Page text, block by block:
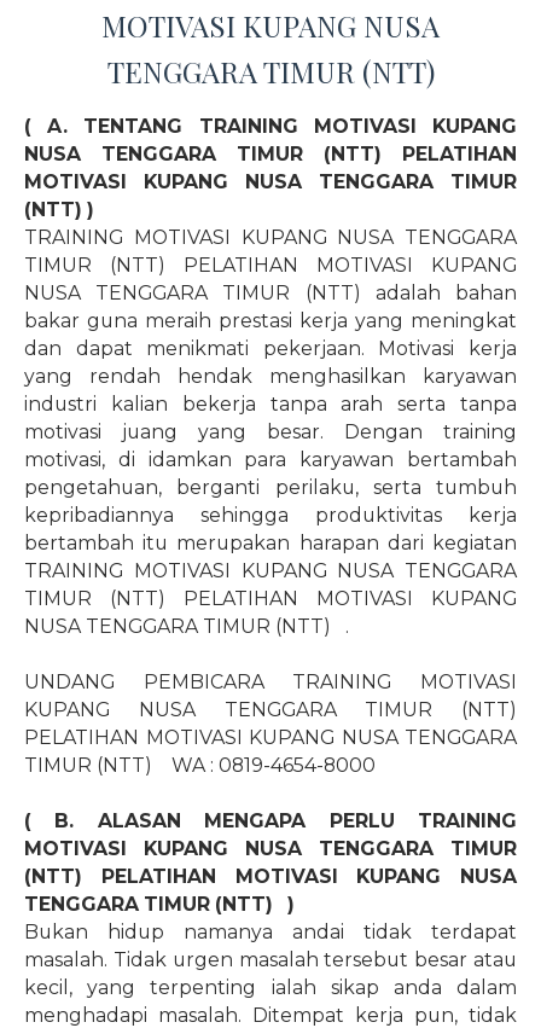
MOTIVASI KUPANG NUSA
TENGGARA TIMUR (NTT)
( A. TENTANG TRAINING MOTIVASI KUPANG
NUSA TENGGARA TIMUR (NTT) PELATIHAN
MOTIVASI KUPANG NUSA TENGGARA TIMUR
(NTT) )
TRAINING MOTIVASI KUPANG NUSA TENGGARA
TIMUR (NTT) PELATIHAN MOTIVASI KUPANG
NUSA TENGGARA TIMUR (NTT) adalah bahan
bakar guna meraih prestasi kerja yang meningkat
dan dapat menikmati pekerjaan. Motivasi kerja
yang rendah hendak menghasilkan karyawan
industri kalian bekerja tanpa arah serta tanpa
motivasi juang yang besar. Dengan training
motivasi, di idamkan para karyawan bertambah
pengetahuan, berganti perilaku, serta tumbuh
kepribadiannya sehingga produktivitas kerja
bertambah itu merupakan harapan dari kegiatan
TRAINING MOTIVASI KUPANG NUSA TENGGARA
TIMUR (NTT) PELATIHAN MOTIVASI KUPANG
NUSA TENGGARA TIMUR (NTT)
.
UNDANG PEMBICARA TRAINING MOTIVASI
KUPANG NUSA TENGGARA TIMUR (NTT)
PELATIHAN MOTIVASI KUPANG NUSA TENGGARA
TIMUR (NTT)
WA : 0819-4654-8000
( B. ALASAN MENGAPA PERLU TRAINING
MOTIVASI KUPANG NUSA TENGGARA TIMUR
(NTT) PELATIHAN MOTIVASI KUPANG NUSA
TENGGARA TIMUR (NTT)
)
Bukan hidup namanya andai tidak terdapat
masalah. Tidak urgen masalah tersebut besar atau
kecil, yang terpenting ialah sikap anda dalam
menghadapi masalah. Ditempat kerja pun, tidak